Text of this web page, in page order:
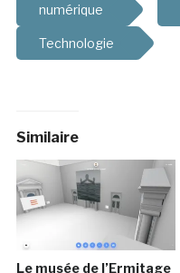
numérique
Technologie
Similaire
Le musée de l’Ermitage